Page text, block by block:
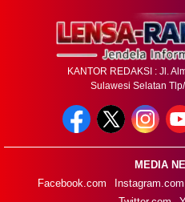
KANTOR REDAKSI : Jl.
Sulawesi Selatan
MEDIA
Facebook.com
Instagram.com